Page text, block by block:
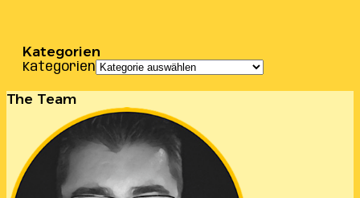
Kategorien
Kategorien
The Team